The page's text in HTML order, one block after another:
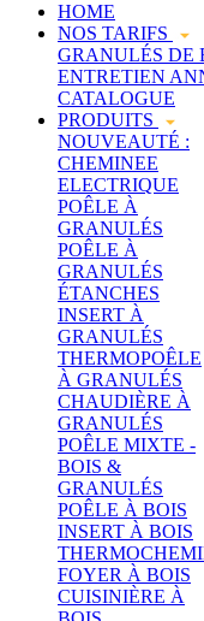
HOME
NOS TARIFS
GRANULÉS DE
ENTRETIEN
CATALOGUE
PRODUITS
NOUVEAUTÉ :
CHEMINEE
ELECTRIQUE
POÊLE À
GRANULÉS
POÊLE À
GRANULÉS
ÉTANCHES
INSERT À
GRANULÉS
THERMOPOÊLE
À GRANULÉS
CHAUDIÈRE À
GRANULÉS
POÊLE MIXTE -
BOIS &
GRANULÉS
POÊLE À BOIS
INSERT À BOIS
FOYER À BOIS
CUISINIÈRE À